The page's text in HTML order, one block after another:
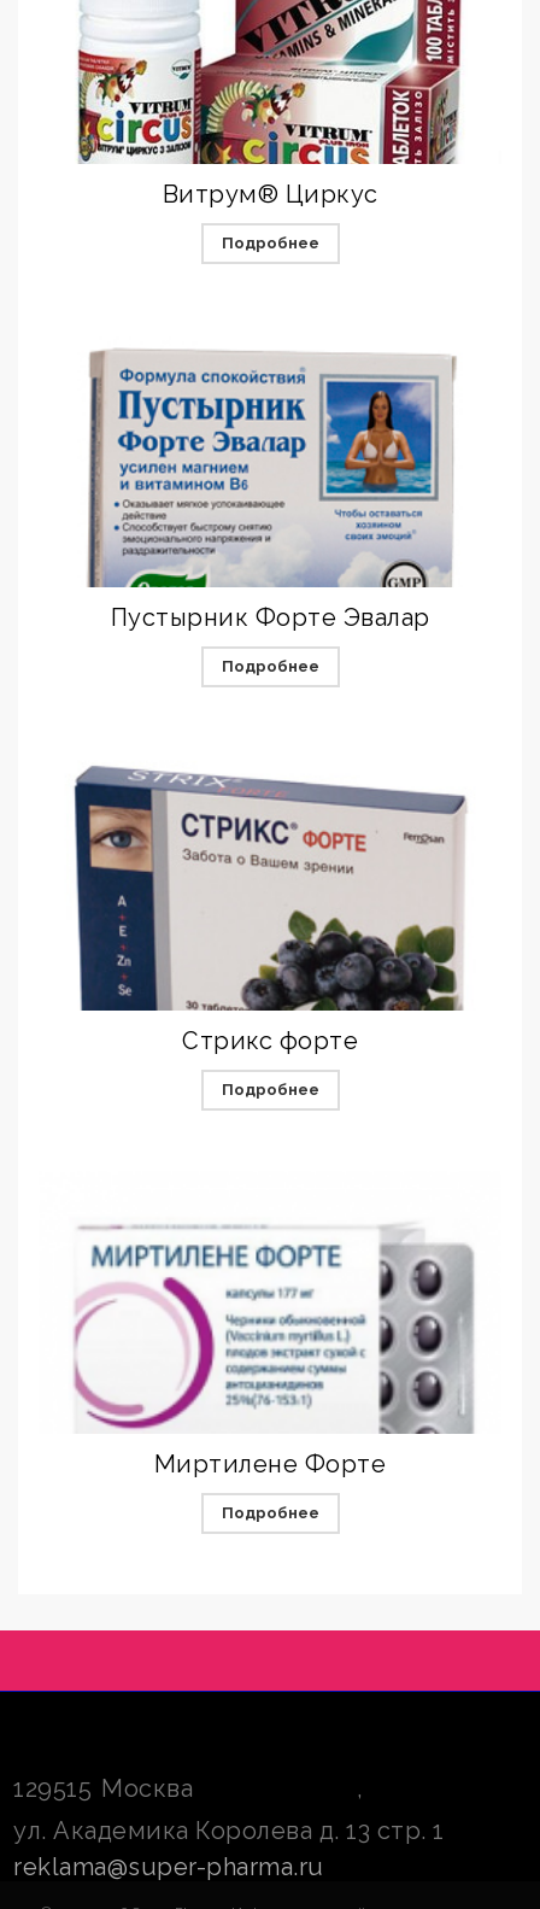
Витрум® Циркус
Подробнее
Пустырник Форте Эвалар
Подробнее
Стрикс форте
Подробнее
Миртилене Форте
Подробнее
129515 Москва
,
ул. Академика Королева д. 13 стр. 1
reklama@super-pharma.ru